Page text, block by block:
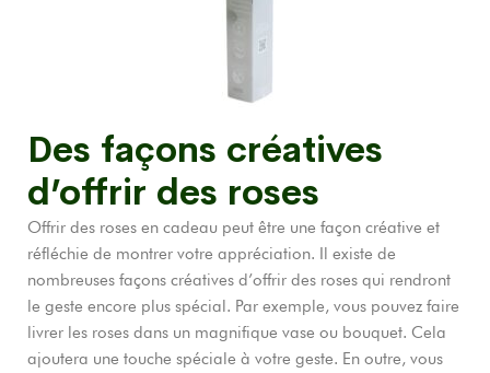
Des façons créatives
d’offrir des roses
Offrir des roses en cadeau peut être une façon créative et
réfléchie de montrer votre appréciation. Il existe de
nombreuses façons créatives d’offrir des roses qui rendront
le geste encore plus spécial. Par exemple, vous pouvez faire
livrer les roses dans un magnifique vase ou bouquet. Cela
ajoutera une touche spéciale à votre geste. En outre, vous